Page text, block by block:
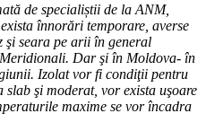
de specialiștii de la ANM,
înnorări temporare, averse
şi seara pe arii în general
Dar şi în Moldova- în
Izolat vor fi condiţii pentru
şi moderat, vor exista uşoare
maxime se vor încadra